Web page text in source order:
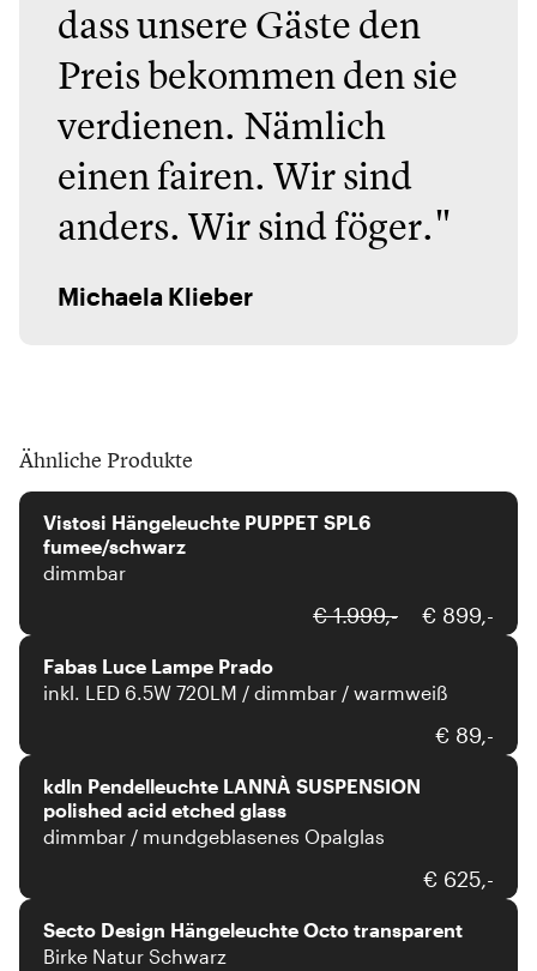
dass unsere Gäste den
Preis bekommen den sie
verdienen. Nämlich
einen fairen. Wir sind
anders. Wir sind föger."
Michaela Klieber
Ähnliche Produkte
Vistosi Hängeleuchte PUPPET SPL6
fumee/schwarz
dimmbar
€ 1.999,- € 899,-
Fabas Luce
Fabas Luce Lampe Prado
inkl. LED 6.5W 720LM / dimmbar / warmweiß
€ 89,-
kdln
kdln Pendelleuchte LANNÀ SUSPENSION
polished acid etched glass
dimmbar / mundgeblasenes Opalglas
€ 625,-
Secto Design
Secto Design Hängeleuchte Octo transparent
Birke Natur Schwarz